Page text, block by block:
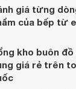
Mortar
Giá
giá từng
của bếp từ
kho buôn đồ
giá rẻ trên